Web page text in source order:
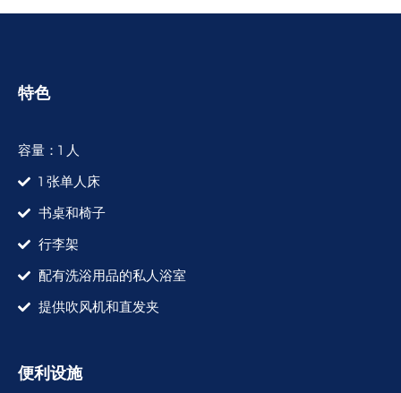
特色
容量：1 人
1 张单人床
书桌和椅子
行李架
配有洗浴用品的私人浴室
提供吹风机和直发夹
便利设施